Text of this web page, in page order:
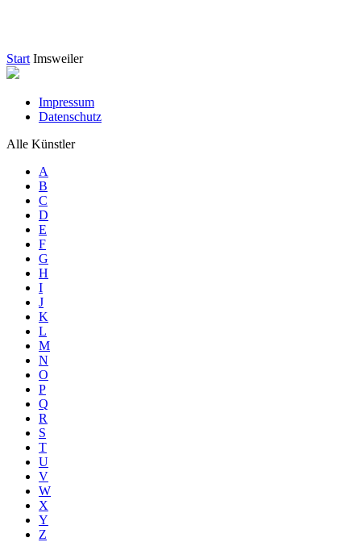
Start Imsweiler
Impressum
Datenschutz
Alle Künstler
A
B
C
D
E
F
G
H
I
J
K
L
M
N
O
P
Q
R
S
T
U
V
W
X
Y
Z